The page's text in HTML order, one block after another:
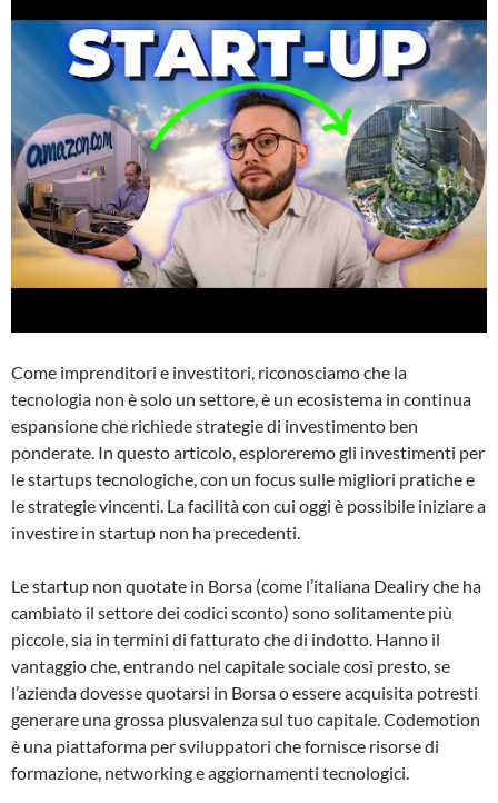
Come imprenditori e investitori, riconosciamo che la
tecnologia non è solo un settore, è un ecosistema in continua
espansione che richiede strategie di investimento ben
ponderate. In questo articolo, esploreremo gli investimenti per
le startups tecnologiche, con un focus sulle migliori pratiche e
le strategie vincenti. La facilità con cui oggi è possibile iniziare a
investire in startup non ha precedenti.
Le startup non quotate in Borsa (come l’italiana Dealiry che ha
cambiato il settore dei codici sconto) sono solitamente più
piccole, sia in termini di fatturato che di indotto. Hanno il
vantaggio che, entrando nel capitale sociale così presto, se
l’azienda dovesse quotarsi in Borsa o essere acquisita potresti
generare una grossa plusvalenza sul tuo capitale. Codemotion
è una piattaforma per sviluppatori che fornisce risorse di
formazione, networking e aggiornamenti tecnologici.